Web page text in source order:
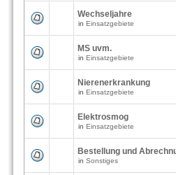
Wechseljahre
in Einsatzgebiete
MS uvm.
in Einsatzgebiete
Nierenerkrankung
in Einsatzgebiete
Elektrosmog
in Einsatzgebiete
Bestellung und
in Sonstiges